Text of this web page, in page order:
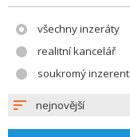
všechny inzeráty
realitní kancelář
soukromý inzerent
nejnovější